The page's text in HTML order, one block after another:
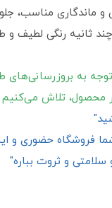
ماندگاری مناسب،
چند ثانیه رنگی
به
محصول، تلاش
فروشگاه حضوری و
سلامتی و ثروت بباره"